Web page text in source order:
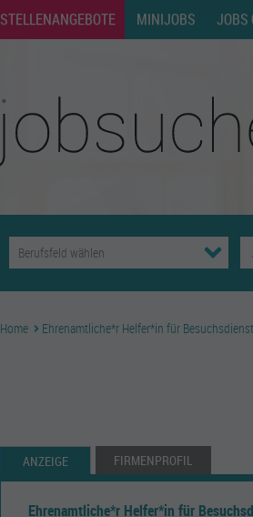
STELLENANGEBOTE MINIJOBS JOBS
Home Ehrenamtliche*r Helfer*in für Besuchsdienst
ANZEIGE FIRMENPROFIL
Ehrenamtliche*r Helfer*in für